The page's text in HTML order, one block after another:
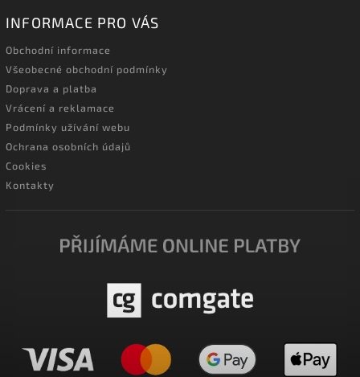
INFORMACE PRO VÁS
Obchodní informace
Všeobecné obchodní podmínky
Doprava a platba
Vrácení a reklamace
Podmínky užívání webu
Ochrana osobních údajů
Cookies
Kontakty